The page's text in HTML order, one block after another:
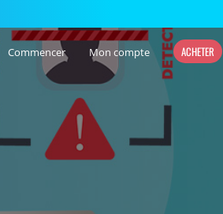
Commencer Mon compte ACHETER